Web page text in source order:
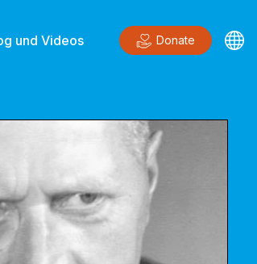
und Videos Donate